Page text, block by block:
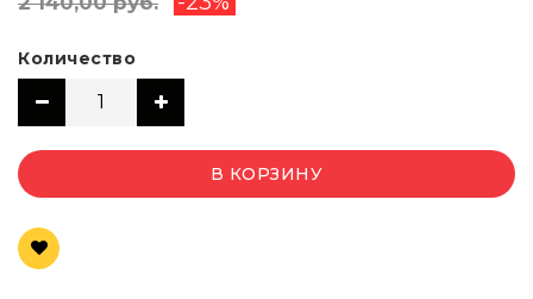
Количество
В КОРЗИНУ